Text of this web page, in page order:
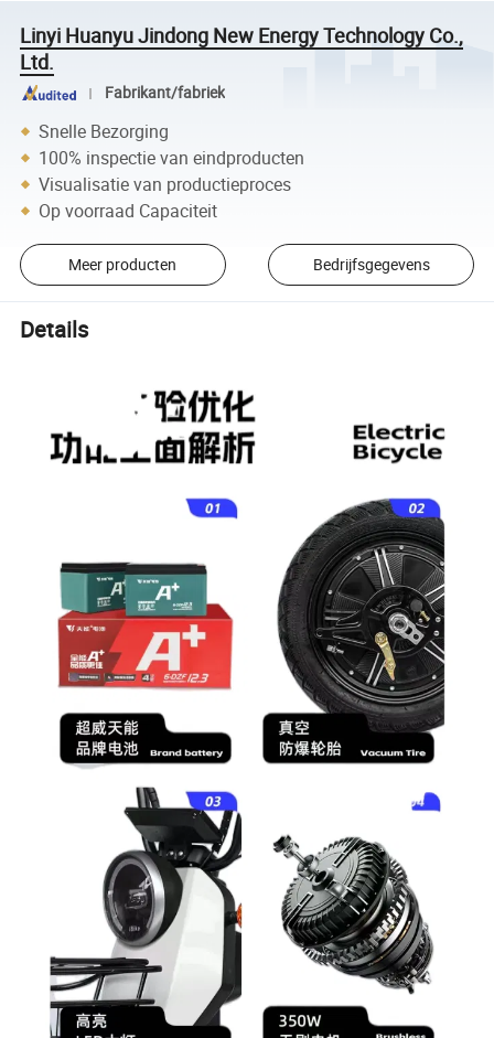
Linyi Huanyu Jindong New Energy Technology Co.,
Ltd.
Fabrikant/fabriek
Snelle Bezorging
100% inspectie van eindproducten
Visualisatie van productieproces
Op voorraad Capaciteit
Meer producten Bedrijfsgegevens
Details